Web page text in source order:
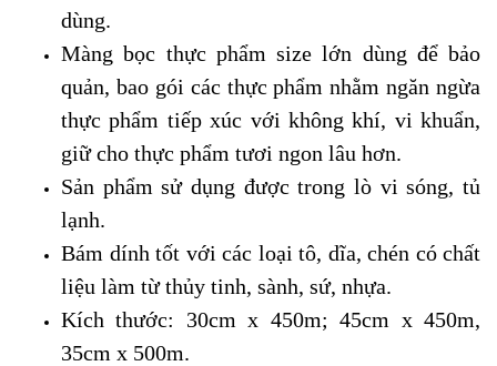
dùng.
Màng bọc thực phẩm size lớn dùng để bảo
quản, bao gói các thực phẩm nhằm ngăn ngừa
thực phẩm tiếp xúc với không khí, vi khuẩn,
giữ cho thực phẩm tươi ngon lâu hơn.
Sản phẩm sử dụng được trong lò vi sóng, tủ
lạnh.
Bám dính tốt với các loại tô, dĩa, chén có chất
liệu làm từ thủy tinh, sành, sứ, nhựa.
Kích thước: 30cm x 450m; 45cm x 450m,
35cm x 500m.